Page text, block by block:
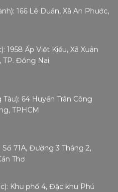
166 Lê Duẩn, Xã An Phước,
1958 Ấp Việt Kiều, Xã Xuân
TP. Đồng Nai
64 Huyền Trân Công
TPHCM
Số 71A, Đường 3 Tháng 2,
Thơ
Khu phố 4, Đặc khu Phú